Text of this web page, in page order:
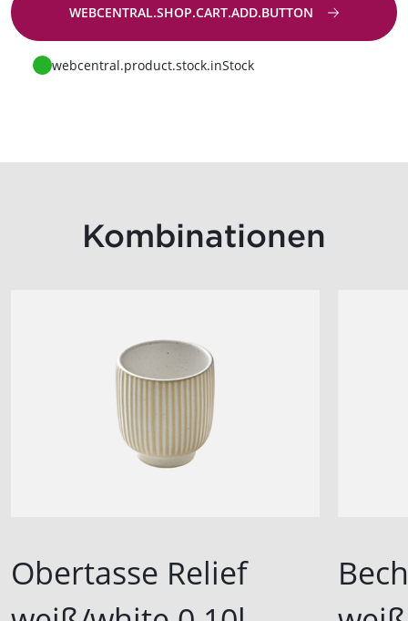
WEBCENTRAL.SHOP.CART.ADD.BUTTON
Zur Anfrage
webcentral.product.stock.inStock
Kombinationen
Obertasse Relief